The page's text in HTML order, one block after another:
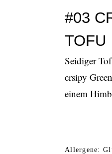
#03
TOFU
Seidiger
crsipy
einem
Allergene: